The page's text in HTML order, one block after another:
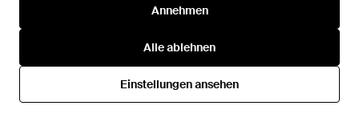
Annehmen
Alle ablehnen
Einstellungen ansehen
Annehmen
Alle ablehnen
Einstellungen ansehen
721 €
Geknöpftes Titan Hemd Mit
Chopova Lowena
Starbites Minirock Mit Gürtel -
GrünVon FARFETCH